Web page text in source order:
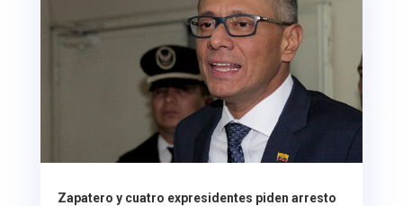
Zapatero y cuatro expresidentes piden arresto